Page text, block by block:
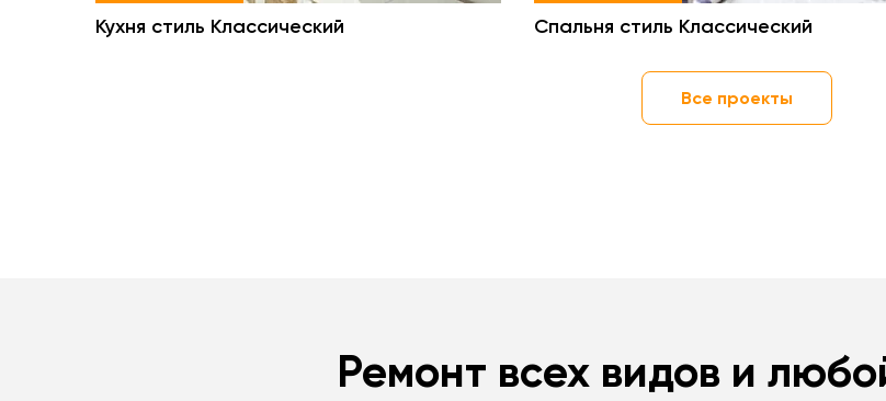
Кухня стиль Классический
Спальня стиль Классический
Все проекты
Ремонт всех видов и